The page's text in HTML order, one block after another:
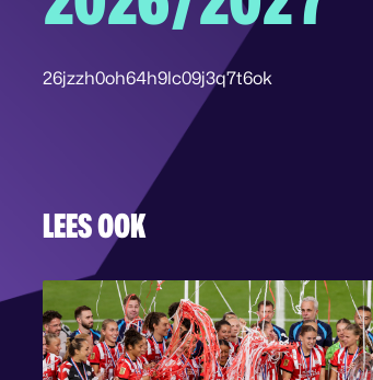
26jzzh0oh64h9lc09j3q7t6ok
LEES OOK